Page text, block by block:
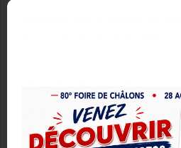
Les autres moyens
Pour les autres navigateurs
supplémentaires, vous